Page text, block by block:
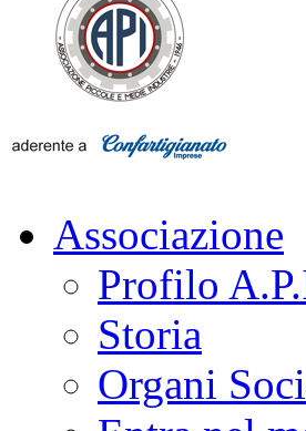
Associazione
Profilo
Storia
Organi